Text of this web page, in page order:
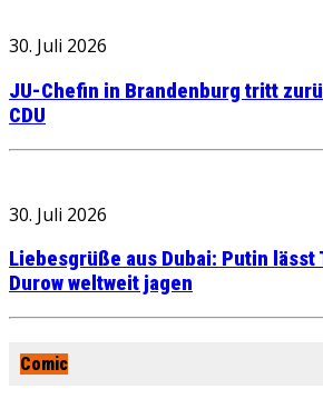
30. Juli 2026
JU-Chefin in Brandenburg tritt
CDU
30. Juli 2026
Liebesgrüße aus Dubai: Putin
Durow weltweit jagen
Comic